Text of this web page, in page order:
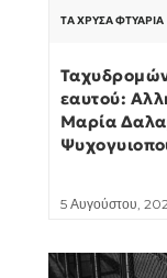
ΤΑ ΧΡΥΣΆ ΦΤΥΆΡΙΑ
εαυτού:
Μαρία
5 Αυγούστου,